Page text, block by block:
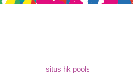
situs hk pools